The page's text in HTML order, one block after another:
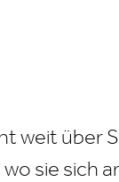
weit über
sie sich